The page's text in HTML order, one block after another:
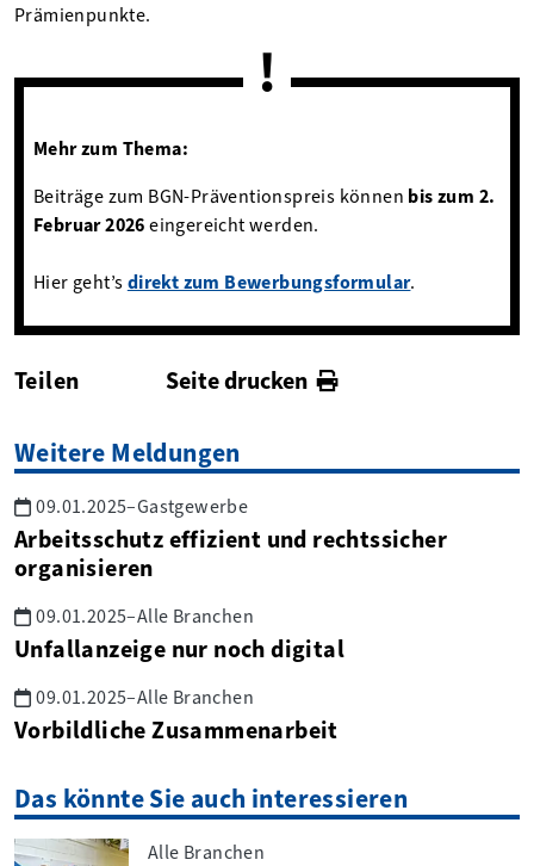
Prämienpunkte.
Mehr zum Thema:
Beiträge zum BGN-Präventionspreis können bis zum 2.
Februar 2026eingereicht werden.
Hier geht’sdirekt zum Bewerbungsformular.
Teilen Seite drucken
Weitere Meldungen
09.01.2025–Gastgewerbe
Arbeitsschutz effizient und rechtssicher
organisieren
09.01.2025–Alle Branchen
Unfallanzeige nur noch digital
09.01.2025–Alle Branchen
Vorbildliche Zusammenarbeit
Das könnte Sie auch interessieren
Alle Branchen